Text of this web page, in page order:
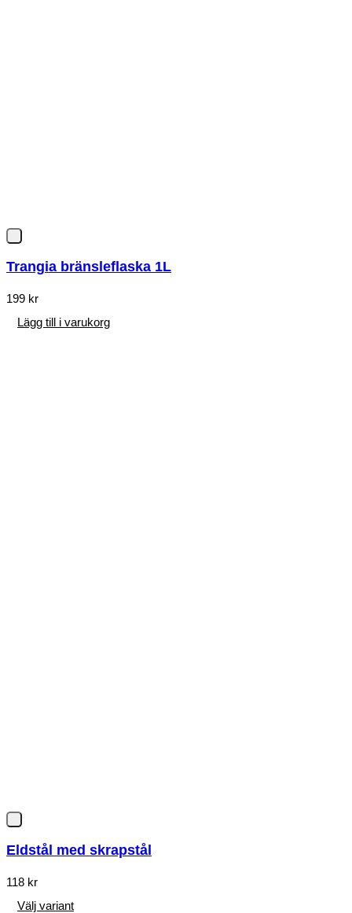
Trangia bränsleflaska 1L
199 kr
Lägg till i varukorg
Eldstål med skrapstål
118 kr
Välj variant